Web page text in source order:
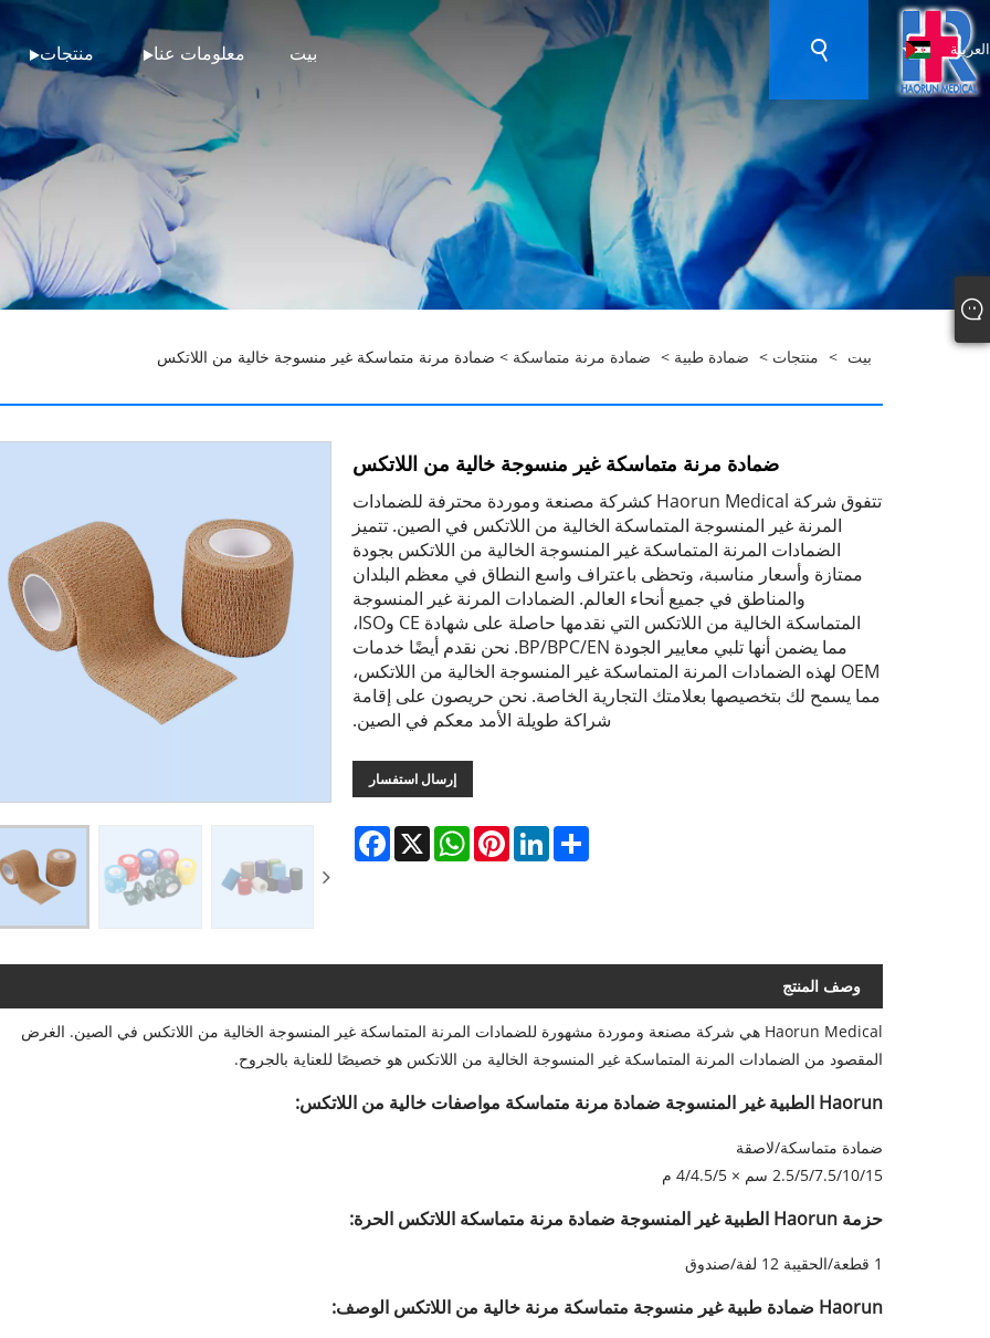
بيت معلومات عنا منتجات العربية
بيت > منتجات > ضمادة طبية > ضمادة مرنة متماسكة > ضمادة مرنة متماسكة غير منسوجة خالية من اللاتكس
ضمادة مرنة متماسكة غير منسوجة خالية من اللاتكس
تتفوق شركة Haorun Medical كشركة مصنعة وموردة محترفة للضمادات
المرنة غير المنسوجة المتماسكة الخالية من اللاتكس في الصين. تتميز
الضمادات المرنة المتماسكة غير المنسوجة الخالية من اللاتكس بجودة
ممتازة وأسعار مناسبة، وتحظى باعتراف واسع النطاق في معظم البلدان
والمناطق في جميع أنحاء العالم. الضمادات المرنة غير المنسوجة
المتماسكة الخالية من اللاتكس التي نقدمها حاصلة على شهادة CE وISO،
مما يضمن أنها تلبي معايير الجودة BP/BPC/EN. نحن نقدم أيضًا خدمات
OEM لهذه الضمادات المرنة المتماسكة غير المنسوجة الخالية من اللاتكس،
مما يسمح لك بتخصيصها بعلامتك التجارية الخاصة. نحن حريصون على إقامة
شراكة طويلة الأمد معكم في الصين.
إرسال استفسار
Facebook X
WhatsAppPinterestLinkedInShare
وصف المنتج
Haorun Medical هي شركة مصنعة وموردة مشهورة للضمادات المرنة المتماسكة غير المنسوجة الخالية من اللاتكس في الصين. الغرض
المقصود من الضمادات المرنة المتماسكة غير المنسوجة الخالية من اللاتكس هو خصيصًا للعناية بالجروح.
Haorun الطبية غير المنسوجة ضمادة مرنة متماسكة مواصفات خالية من اللاتكس:
ضمادة متماسكة/لاصقة
2.5/5/7.5/10/15 سم × 4/4.5/5 م
حزمة Haorun الطبية غير المنسوجة ضمادة مرنة متماسكة اللاتكس الحرة:
1 قطعة/الحقيبة 12 لفة/صندوق
Haorun ضمادة طبية غير منسوجة متماسكة مرنة خالية من اللاتكس الوصف: